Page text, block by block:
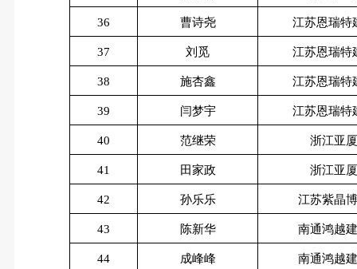
36 曹诗尧 江苏恩瑞特
37 刘觅 江苏恩瑞特
38 施杏鑫 江苏恩瑞特
39 闫梦宇 江苏恩瑞特
40 范继荣 浙江亚
41 田家政 浙江亚
42 孙乐乐 江苏紫晶
43 陈新华 南通鸿越
44 成峰峰 南通鸿越